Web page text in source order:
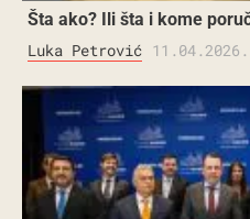
Šta ako? Ili šta i kome
Luka Petrović 11.04.2026.